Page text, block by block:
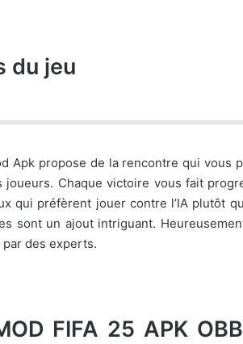
du jeu
Apk propose de la rencontre qui vous
joueurs. Chaque victoire vous fait
qui préfèrent jouer contre l’IA plutôt
sont un ajout intriguant.
des experts.
FIFA 25 APK